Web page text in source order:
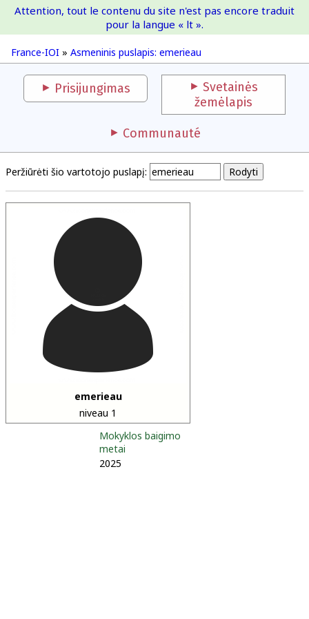
France-IOI
France-IOI » Asmeninis puslapis: emerieau
Attention, tout le contenu du site n'est pas encore traduit
pour la langue « lt ».
Prisijungimas
Svetainės
žemėlapis
Communauté
Peržiūrėti šio vartotojo puslapį:
emerieau
niveau 1
Mokyklos baigimo
metai
2025